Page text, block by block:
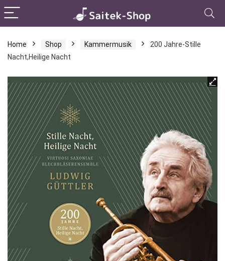
Home Shop Kammermusik
200 Jahre-Stille
Nacht,Heilige Nacht